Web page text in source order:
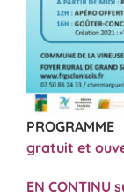
PROGRAMME
gratuit et
EN CONTINU